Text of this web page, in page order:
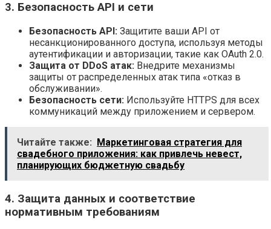
3. Безопасность API и сети
Безопасность API: Защитите ваши API от
несанкционированного доступа, используя методы
аутентификации и авторизации, такие как OAuth 2.0.
Защита от DDoS атак: Внедрите механизмы
защиты от распределенных атак типа «отказ в
обслуживании».
Безопасность сети: Используйте HTTPS для всех
коммуникаций между приложением и сервером.
Читайте также: Маркетинговая стратегия для
свадебного приложения: как привлечь невест,
планирующих бюджетную свадьбу
4. Защита данных и соответствие
нормативным требованиям